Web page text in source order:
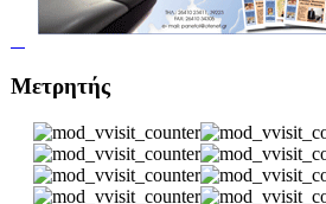
Μετρητής